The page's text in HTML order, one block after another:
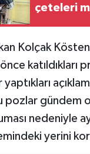
çeteleri
Kolçak
katıldıkları
yaptıkları
pozlar gündem
nedeniyle
yerini